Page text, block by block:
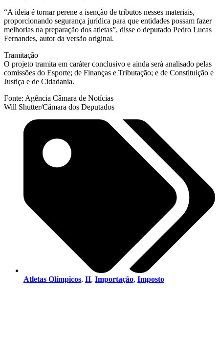
“A ideia é tornar perene a isenção de tributos nesses materiais,
proporcionando segurança jurídica para que entidades possam fazer
melhorias na preparação dos atletas”, disse o deputado Pedro Lucas
Fernandes, autor da versão original.
Tramitação
O projeto tramita em caráter conclusivo e ainda será analisado pelas
comissões do Esporte; de Finanças e Tributação; e de Constituição e
Justiça e de Cidadania.
Fonte: Agência Câmara de Notícias
Will Shutter/Câmara dos Deputados
Atletas Olímpicos, II, Importação, Imposto